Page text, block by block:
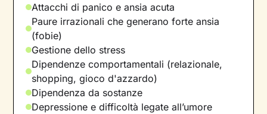
Attacchi di panico e ansia acuta
Paure irrazionali che generano forte ansia
(fobie)
Gestione dello stress
Dipendenze comportamentali (relazionale,
shopping, gioco d'azzardo)
Dipendenza da sostanze
Depressione e difficoltà legate all’umore